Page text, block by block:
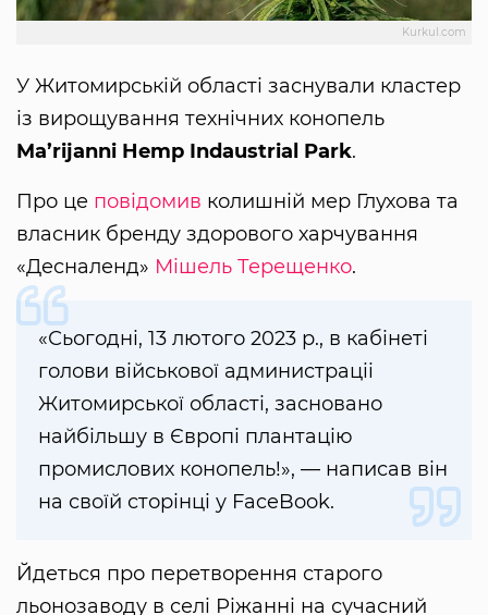
Kurkul.com
У Житомирській області заснували кластер
із вирощування технічних конопель
Ma’rijanni Hemp Indaustrial Park.
Про це повідомив колишній мер Глухова та
власник бренду здорового харчування
«Десналенд» Мішель Терещенко.
«Сьогодні, 13 лютого 2023 р., в кабінеті
голови військової администрацii
Житомирської області, засновано
найбільшу в Європі плантацію
промислових конопель!», — написав він
на своїй сторінці у FaceBook.
Йдеться про перетворення старого
льонозаводу в селі Ріжанні на сучасний